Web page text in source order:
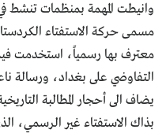
وانيطت المهمة بمنظمات تنشط
مسمى حركة الاستفتاء
معترف بها رسمياً، استخدمت
التفاوضي على بغداد، ورسالة
يضاف الى أحجار المطالبة
بذاك الاستفتاء غير الرسمي،